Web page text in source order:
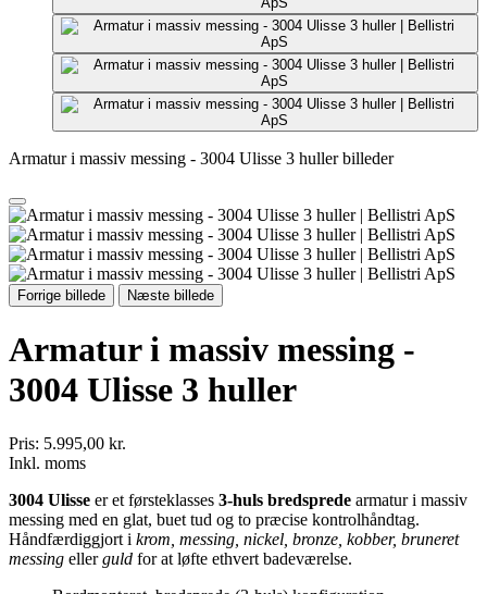
Armatur i massiv messing - 3004 Ulisse 3 huller billeder
Forrige billede Næste billede
Armatur i massiv messing -
3004 Ulisse 3 huller
Pris: 5.995,00 kr.
Inkl. moms
3004 Ulisse er et førsteklasses 3-huls bredsprede armatur i massiv
messing med en glat, buet tud og to præcise kontrolhåndtag.
Håndfærdiggjort i krom, messing, nickel, bronze, kobber, bruneret
messing ellerguld for at løfte ethvert badeværelse.